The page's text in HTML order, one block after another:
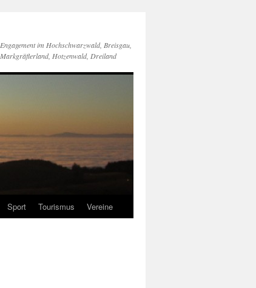
Engagement im Hochschwarzwald, Breisgau,
Markgräflerland, Hotzenwald, Dreiland
Sport Tourismus Vereine